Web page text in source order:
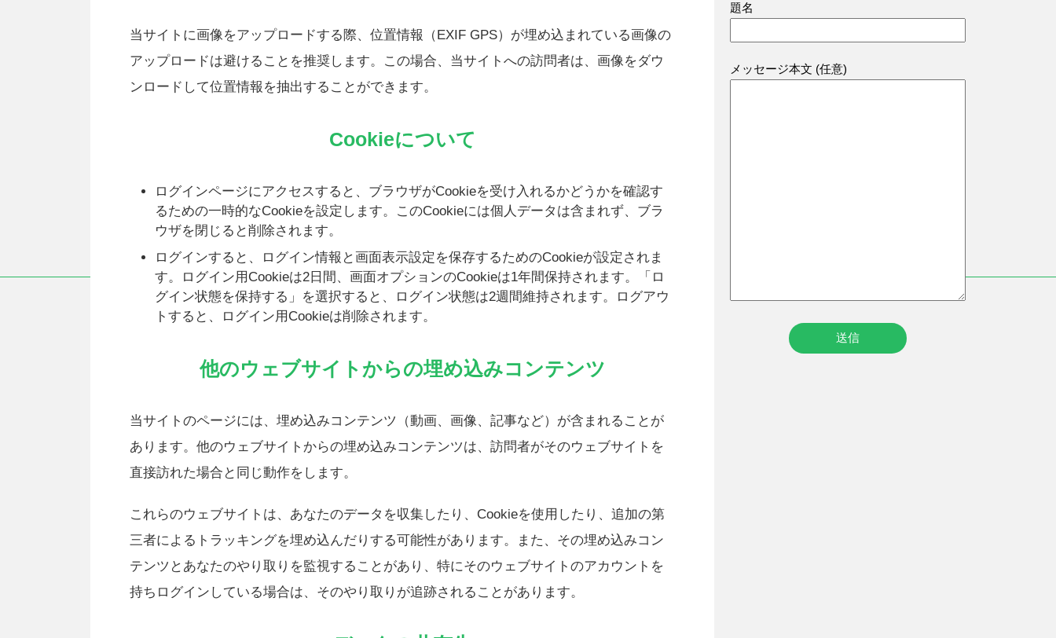
当サイトに画像をアップロードする際、位置情報（EXIF GPS）が埋め込まれている画像の
アップロードは避けることを推奨します。この場合、当サイトへの訪問者は、画像をダウ
ンロードして位置情報を抽出することができます。
Cookieについて
ログインページにアクセスすると、ブラウザがCookieを受け入れるかどうかを確認す
るための一時的なCookieを設定します。このCookieには個人データは含まれず、ブラ
ウザを閉じると削除されます。
ログインすると、ログイン情報と画面表示設定を保存するためのCookieが設定されま
す。ログイン用Cookieは2日間、画面オプションのCookieは1年間保持されます。「ロ
グイン状態を保持する」を選択すると、ログイン状態は2週間維持されます。ログアウ
トすると、ログイン用Cookieは削除されます。
他のウェブサイトからの埋め込みコンテンツ
当サイトのページには、埋め込みコンテンツ（動画、画像、記事など）が含まれることが
あります。他のウェブサイトからの埋め込みコンテンツは、訪問者がそのウェブサイトを
直接訪れた場合と同じ動作をします。
これらのウェブサイトは、あなたのデータを収集したり、Cookieを使用したり、追加の第
三者によるトラッキングを埋め込んだりする可能性があります。また、その埋め込みコン
テンツとあなたのやり取りを監視することがあり、特にそのウェブサイトのアカウントを
持ちログインしている場合は、そのやり取りが追跡されることがあります。
題名
メッセージ本文 (任意)